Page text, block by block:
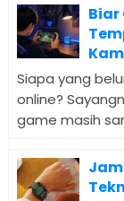
Biar
Siapa yang
online?
game masih